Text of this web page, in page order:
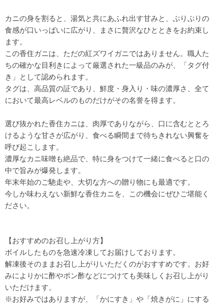
カニの身を割ると、湯気と共にあふれ出す甘みと、ぷりぷりの
食感が口いっぱいに広がり、まさに贅沢なひとときをお約束し
ます。
この香住ガニは、ただの紅ズワイガニではありません。職人た
ちの確かな目利きによって厳選された一級品のみが、「タグ付
き」として認められます。
タグは、高品質の証であり、鮮度・身入り・味の濃厚さ、全て
において最高レベルのものだけがその名誉を得ます。
選び抜かれた香住カニは、肉厚でありながら、口に含むととろ
けるような甘さが広がり、食べる瞬間まで待ちきれない興奮を
呼び起こします。
濃厚なカニ味噌も絶品で、特に身をつけて一緒に食べると口の
中で旨みが爆発します。
年末年始のご馳走や、大切な方への贈り物にも最適です。
今しか味わえない新鮮な香住カニを、この機会にぜひご堪能く
ださい。
【おすすめのお召し上がり方】
ボイルしたものを急速冷凍してお届けしております。
解凍後そのままお召し上がりいただくのがおすすめです。お好
みによりかに酢やポン酢などにつけても美味しくお召し上がり
いただけます。
※お好みではありますが、「かにすき」や「焼きがに」にする